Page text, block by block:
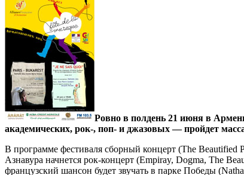
Ровно в полдень 21 июня в
академических, рок-, поп- и джазовых — пройдет
В программе фестиваля сборный концерт (The Beautified
Азнавура начнется рок-концерт (Empiray, Dogma, The
французский шансон будет звучать в парке Победы